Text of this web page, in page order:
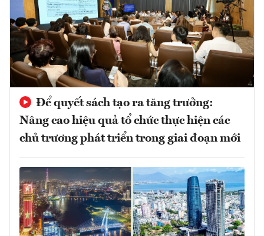
Để quyết sách tạo ra tăng trưởng:
Nâng cao hiệu quả tổ chức thực hiện các
chủ trương phát triển trong giai đoạn mới